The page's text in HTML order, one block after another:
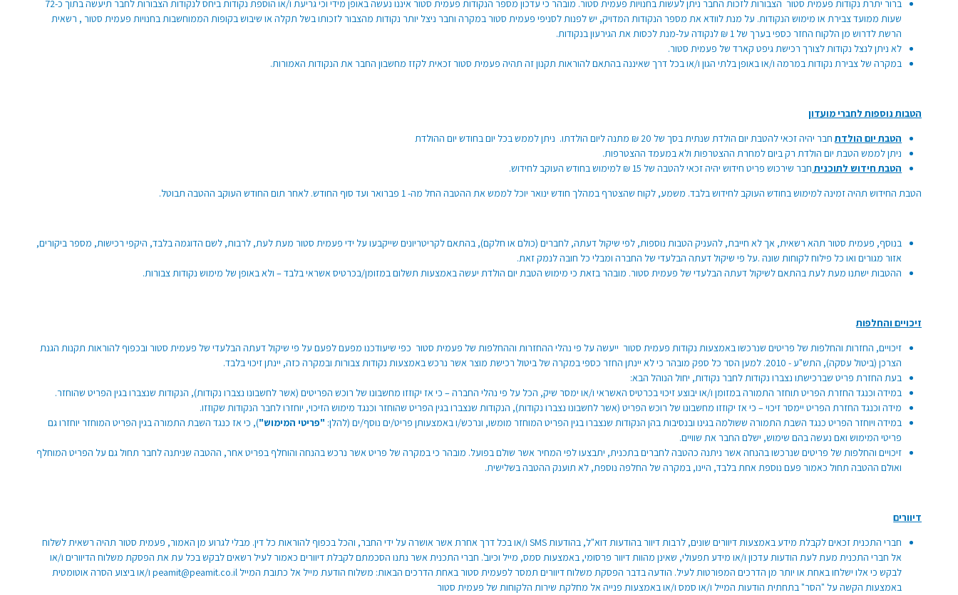
ברור יתרת נקודות פעמית סטור הצבורות לזכות החבר ניתן לעשות בחנויות פעמית סטור. מובהר כי עדכון מספר הנקודות פעמית סטור איננו נעשה באופן מידי וכי גריעת ו/או הוספת נקודות ביחס לנקודות הצבורות לחבר תיעשה בתוך כ-72
שעות ממועד צבירת או מימוש הנקודות. על מנת לוודא את מספר הנקודות המדויק, יש לפנות לסניפי פעמית סטור במקרה וחבר ניצל יותר נקודות מהצבור לזכותו בשל תקלה או שיבוש בקופות הממוחשבות בחנויות פעמית סטור , רשאית
הרשת לדרוש מן הלקוח החזר כספי בערך של 1 ₪ לנקודה על-מנת לכסות את הגירעון בנקודות.
לא ניתן לנצל נקודות לצורך רכישת גיפט קארד של פעמית סטור.
במקרה של צבירת נקודות במרמה ו/או באופן בלתי הגון ו/או בכל דרך שאיננה בהתאם להוראות תקנון זה תהיה פעמית סטור זכאית לקזז מחשבון החבר את הנקודות האמורות.
הטבותנוספות לחברי מועדון
הטבת יום הולדתחבר יהיה זכאי להטבת יום הולדת שנתית בסך של 20 ₪ מתנה ליום הולדתו. ניתן לממש בכל יום בחודש יום ההולדת
ניתן לממש הטבת יום הולדת רק ביום למחרת ההצטרפות ולא במעמד ההצטרפות.
הטבת חידוש לתוכניתחבר שירכוש פריט חידוש יהיה זכאי להטבה של 15 ₪ למימוש בחודש העוקב לחידוש.
הטבת החידוש תהיה זמינה למימוש בחודש העוקב לחידוש בלבד. משמע, לקוח שהצטרף במהלך חודש ינואר יוכל לממש את ההטבה החל מה- 1 פברואר ועד סוף החודש. לאחר תום החודש העוקב ההטבה תבוטל.
בנוסף, פעמית סטור תהא רשאית, אך לא חייבת, להעניק הטבות נוספות, לפי שיקול דעתה, לחברים (כולם או חלקם), בהתאם לקריטריונים שייקבעו על ידי פעמית סטור מעת לעת, לרבות, לשם הדוגמה בלבד, היקפי רכישות, מספר ביקורים,
אזור מגורים ואו כל פילוח לקוחות שונה .על פי שיקול דעתה הבלעדי של החברה ומבלי כל חובה לנמק זאת.
ההטבות ישתנו מעת לעת בהתאם לשיקול דעתה הבלעדי של פעמית סטור. מובהר בזאת כי מימוש הטבת יום הולדת יעשה באמצעות תשלום במזומן/בכרטיס אשראי בלבד – ולא באופן של מימוש נקודות צבורות.
זיכויים והחלפות
זיכויים, החזרות והחלפות של פריטים שנרכשו באמצעות נקודות פעמית סטור ייעשה על פי נהלי ההחזרות וההחלפות של פעמית סטור כפי שיעודכנו מפעם לפעם על פי שיקול דעתה הבלעדי של פעמית סטור ובכפוף להוראות תקנות הגנת
הצרכן (ביטול עסקה), התש"ע - 2010. למען הסר כל ספק מובהר כי לא יינתן החזר כספי במקרה של ביטול רכישת מוצר אשר נרכש באמצעות נקודות צבורות ובמקרה כזה, יינתן זיכוי בלבד.
בעת החזרת פריט שברכישתו נצברו נקודות לחבר נקודות, יחול הנוהל הבא:
במידה וכנגד החזרת הפריט תוחזר התמורה במזומן ו/או יבוצע זיכוי בכרטיס האשראי ו/או ימסר שיק, הכל על פי נהלי החברה – כי אז יקוזזו מחשבונו של רוכש הפריטים (אשר לחשבונו נצברו נקודות), הנקודות שנצברו בגין הפריט שהוחזר.
מידה וכנגד החזרת הפריט יימסר זיכוי – כי אז יקוזזו מחשבונו של רוכש הפריט (אשר לחשבונו נצברו נקודות), הנקודות שנצברו בגין הפריט שהוחזר וכנגד מימוש הזיכוי, יוחזרו לחבר הנקודות שקוזזו.
במידה ויוחזר הפריט כנגד השבת התמורה ששולמה בגינו ובנסיבות בהן הנקודות שנצברו בגין הפריט המוחזר מומשו, ונרכש/ו באמצעותן פריט/ים נוסף/ים (להלן: "פריטי המימוש"), כי אז כנגד השבת התמורה בגין הפריט המוחזר יוחזרו גם
פריטי המימוש ואם נעשה בהם שימוש, ישלם החבר את שוויים.
זיכויים והחלפות של פריטים שנרכשו בהנחה אשר ניתנה כהטבה לחברים בתכנית, יתבצעו לפי המחיר אשר שולם בפועל. מובהר כי במקרה של פריט אשר נרכש בהנחה והוחלף בפריט אחר, ההטבה שניתנה לחבר תחול גם על הפריט המוחלף
ואולם ההטבה תחול כאמור פעם נוספת אחת בלבד, היינו, במקרה של החלפה נוספת, לא תוענק ההטבה בשלישית.
דיוורים
חברי התכנית זכאים לקבלת מידע באמצעות דיוורים שונים, לרבות דיוור בהודעות דוא"ל, בהודעותSMSו/או בכל דרך אחרת אשר אושרה על ידי החבר, והכל בכפוף להוראות כל דין. מבלי לגרוע מן האמור, פעמית סטור תהיה רשאית לשלוח
אל חברי התכנית מעת לעת הודעות עדכון ו/או מידע תפעולי, שאינן מהוות דיוור פרסומי, באמצעות סמס, מייל וכיוב'. חברי התכנית אשר נתנו הסכמתם לקבלת דיוורים כאמור לעיל רשאים לבקש בכל עת את הפסקת משלוח הדיוורים ו/או
לבקש כי אלו ישלחו באחת או יותר מן הדרכים המפורטות לעיל. הודעה בדבר הפסקת משלוח דיוורים תמסר לפעמית סטור באחת הדרכים הבאות: משלוח הודעת מייל אל כתובת המייל peamit@peamit.co.ilו/או ביצוע הסרה אוטומטית
באמצעות הקשה על "הסר" בתחתית הודעות המייל ו/או סמס ו/או באמצעות פנייה אל מחלקת שירות הלקוחות של פעמית סטור